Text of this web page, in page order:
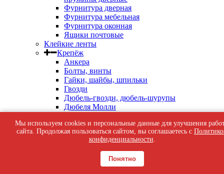
Фурнитура дверная
Фурнитура мебельная
Фурнитура оконная
Ящики почтовые
Клейкие ленты
Крепёж
Анкера
Болты, винты
Гайки, шайбы, шпильки
Гвозди
Дюбель-гвозди, дюбель-шурупы
Дюбеля Молли
Кляймеры, скобы строительные, патроны
индустриальные
Перфорированный крепеж
Саморезы кровельные
Саморезы оконные, по бетону
Мы используем cookies и персональные данные для улучшения
сайта. Продолжая пользоваться сайтом, вы соглашаетесь с
конфиденциальности.
Понятно